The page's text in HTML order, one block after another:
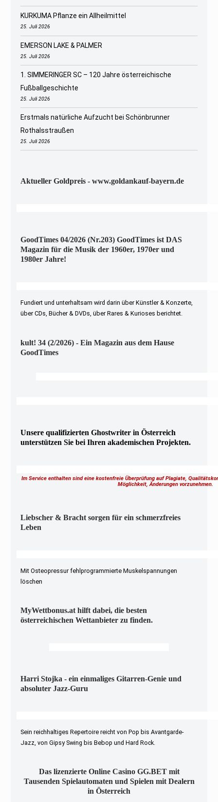
KURKUMA Pflanze ein Allheilmittel
25. Juli 2026
EMERSON LAKE & PALMER
25. Juli 2026
1. SIMMERINGER SC – 120 Jahre österreichische
Fußballgeschichte
25. Juli 2026
Erstmals natürliche Aufzucht bei Schönbrunner
Rothalsstraußen
25. Juli 2026
Aktueller Goldpreis - www.goldankauf-bayern.de
GoodTimes 04/2026 (Nr.203) GoodTimes ist DAS
Magazin für die Musik der 1960er, 1970er und
1980er Jahre!
Fundiert und unterhaltsam wird darin über Künstler & Konzerte,
über CDs, Bücher & DVDs, über Rares & Kurioses berichtet.
kult! 34 (2/2026) - Ein Magazin aus dem Hause
GoodTimes
Unsere qualifizierten Ghostwriter in Österreich
unterstützen Sie bei Ihren akademischen Projekten.
Im Service enthalten sind eine kostenfreie Überprüfung auf Plagiate,
Möglichkeit, Änderungen vorzunehmen.
Liebscher & Bracht sorgen für ein schmerzfreies
Leben
Mit Osteopressur fehlprogrammierte Muskelspannungen
löschen
MyWettbonus.at hilft dabei, die besten
österreichischen Wettanbieter zu finden.
Harri Stojka - ein einmaliges Gitarren-Genie und
absoluter Jazz-Guru
Sein reichhaltiges Repertoire reicht von Pop bis Avantgarde-
Jazz, von Gipsy Swing bis Bebop und Hard Rock.
Das lizenzierte Online Casino GG.BET mit
Tausenden Spielautomaten und Spielen mit Dealern
in Österreich